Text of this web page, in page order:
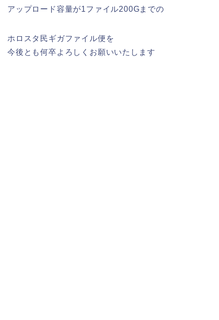
アップロード容量が1ファイル200Gまでの
ホロスタ民ギガファイル便を
今後とも何卒よろしくお願いいたします